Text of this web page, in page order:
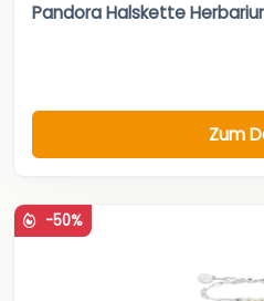
Pandora Halskette
Zum
-50%